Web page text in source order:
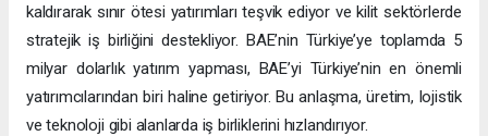
kaldırarak sınır ötesi yatırımları teşvik ediyor ve kilit sektörlerde
stratejik iş birliğini destekliyor. BAE’nin Türkiye’ye toplamda 5
milyar dolarlık yatırım yapması, BAE’yi Türkiye’nin en önemli
yatırımcılarından biri haline getiriyor. Bu anlaşma, üretim, lojistik
ve teknoloji gibi alanlarda iş birliklerini hızlandırıyor.